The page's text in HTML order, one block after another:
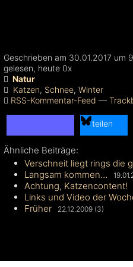
Geschrieben am 30.01.2017
gelesen, heute 0x
Natur
Katzen, Schnee, Winter
RSS-Kommentar-Feed —
teilen
teilen
Ähnliche Beiträge:
Verschneit liegt rings die
Langsam kommen…
Achtung, Katzencontent!
Links und Video der
Früher 22.12.2009 (3)